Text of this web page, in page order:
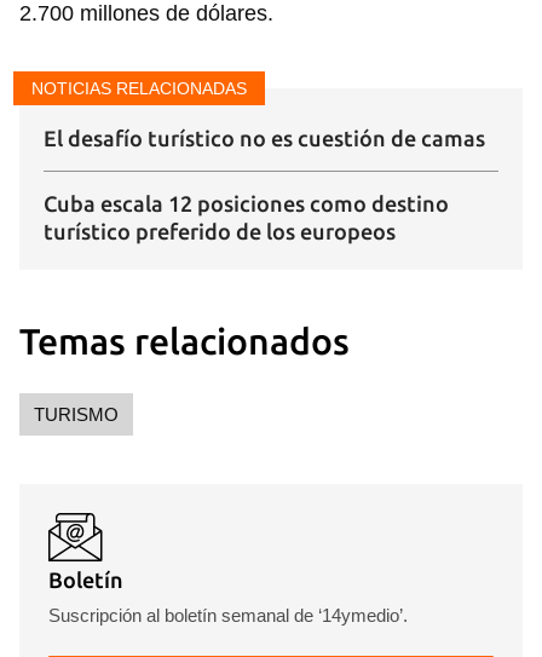
2.700 millones de dólares.
NOTICIAS RELACIONADAS
El desafío turístico no es cuestión de camas
Cuba escala 12 posiciones como destino
turístico preferido de los europeos
Temas relacionados
TURISMO
Boletín
Suscripción al boletín semanal de ‘14ymedio’.